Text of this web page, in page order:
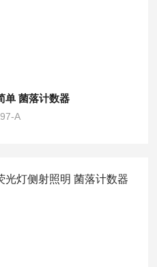
单 菌落计数器
A